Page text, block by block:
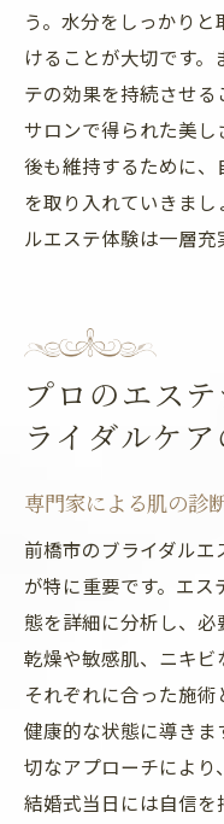
う。水分をしっかり
けることが大切です。
テの効果を持続させ
サロンで得られた美
後も維持するために
を取り入れていきま
ルエステ体験は一層充
プロのエス
ライダルケ
専門家による肌の診
前橋市のブライダル
が特に重要です。エ
態を詳細に分析し、必
乾燥や敏感肌、ニキビ
それぞれに合った施
健康的な状態に導き
切なアプローチにより
結婚式当日には自信を